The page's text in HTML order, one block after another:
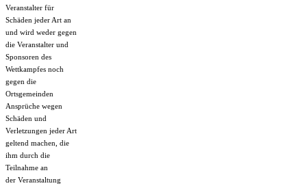
Veranstalter für
Schäden jeder Art an
und wird weder gegen
die Veranstalter und
Sponsoren des
Wettkampfes noch
gegen die
Ortsgemeinden
Ansprüche wegen
Schäden und
Verletzungen jeder Art
geltend machen, die
ihm durch die
Teilnahme an
der Veranstaltung